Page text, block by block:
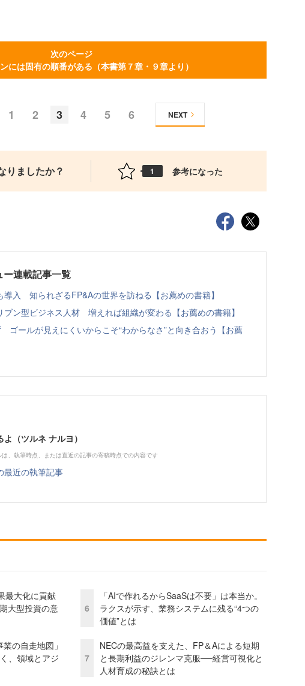
次のページ
には固有の順番がある（本書第７章・９章より）
1 2 3 4 5 6 NEXT
りましたか？ 1 参考になった
連載記事一覧
導入 知られざるFP&Aの世界を訪ねる【お薦めの書籍】
ブン型ビジネス人材 増えれば組織が変わる【お薦めの書籍】
ゴールが見えにくいからこそ“わからなさ”と向き合おう【お薦
（ツルネ ナルヨ）
、執筆時点、または直近の記事の寄稿時点での内容です
最近の執筆記事
最大化に貢献
大型投資の意
の自走地図」
、領域とアジ
6
「AIで作れるからSaaSは不要」は本当か。
ラクスが示す、業務システムに残る“4つの
価値”とは
7
NECの最高益を支えた、FP＆Aによる短期
と長期利益のジレンマ克服──経営可視化と
人材育成の秘訣とは